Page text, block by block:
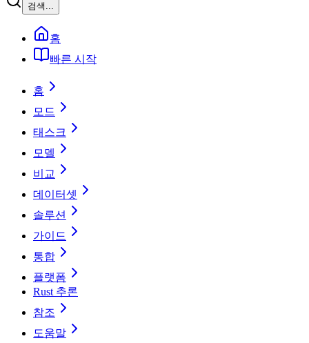
검색...
홈
빠른 시작
홈
모드
태스크
모델
비교
데이터셋
솔루션
가이드
통합
플랫폼
Rust 추론
참조
도움말